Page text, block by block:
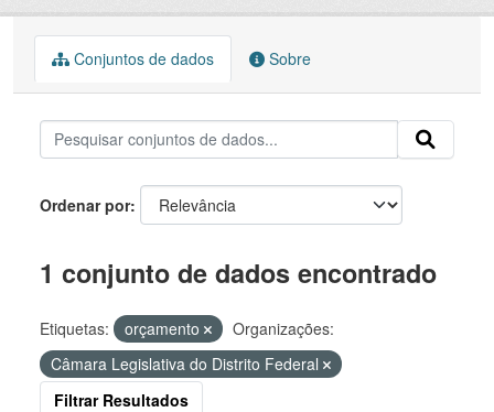
Conjuntos de dados Sobre
Ordenar por
1 conjunto de dados encontrado
Etiquetas: orçamento
Organizações:
Câmara Legislativa do Distrito Federal
Filtrar Resultados